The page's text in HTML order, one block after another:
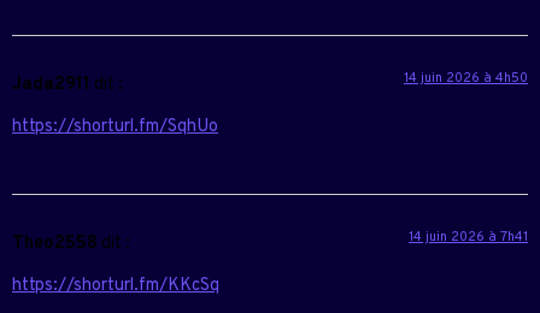
Jada2911 dit : 14 juin 2026 à 4h50
https://shorturl.fm/SqhUo
Theo2558 dit : 14 juin 2026 à 7h41
https://shorturl.fm/KKcSq